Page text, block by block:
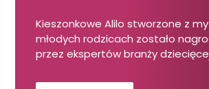
Kieszonkowe Alilo stworzone z
młodych rodzicach zostało
przez ekspertów branży